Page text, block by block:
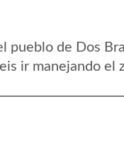
pueblo de Dos
ir manejando el